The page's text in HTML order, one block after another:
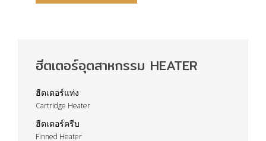
ฮีตเตอร์อุตสาหกรรม HEATER
ฮีตเตอร์แท่ง
Cartridge Heater
ฮีตเตอร์ครีบ
Finned Heater